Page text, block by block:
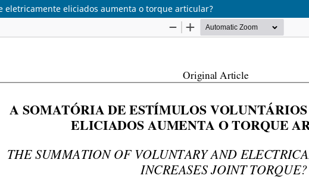
eletricamente eliciados aumenta o torque articular?